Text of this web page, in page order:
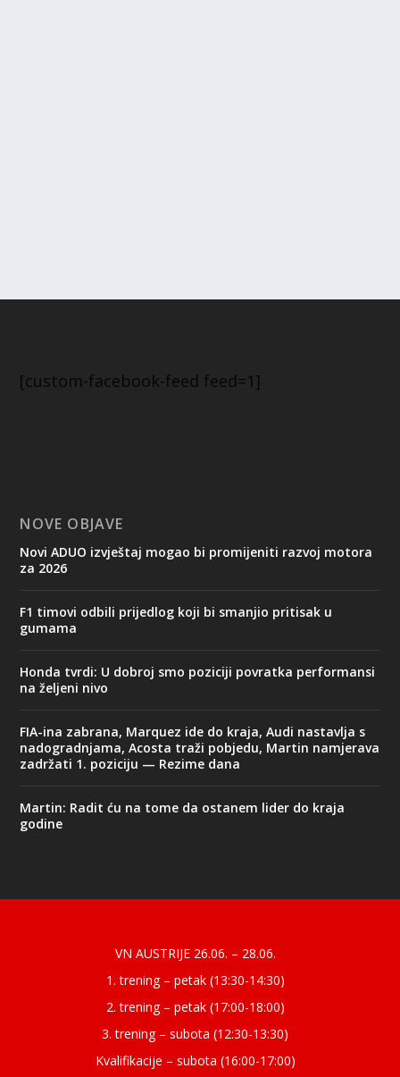
[custom-facebook-feed feed=1]
NOVE OBJAVE
Novi ADUO izvještaj mogao bi promijeniti razvoj motora
za 2026
F1 timovi odbili prijedlog koji bi smanjio pritisak u
gumama
Honda tvrdi: U dobroj smo poziciji povratka performansi
na željeni nivo
FIA-ina zabrana, Marquez ide do kraja, Audi nastavlja s
nadogradnjama, Acosta traži pobjedu, Martin namjerava
zadržati 1. poziciju — Rezime dana
Martin: Radit ću na tome da ostanem lider do kraja
godine
VN AUSTRIJE 26.06. – 28.06.
1. trening – petak (13:30-14:30)
2. trening – petak (17:00-18:00)
3. trening – subota (12:30-13:30)
Kvalifikacije – subota (16:00-17:00)